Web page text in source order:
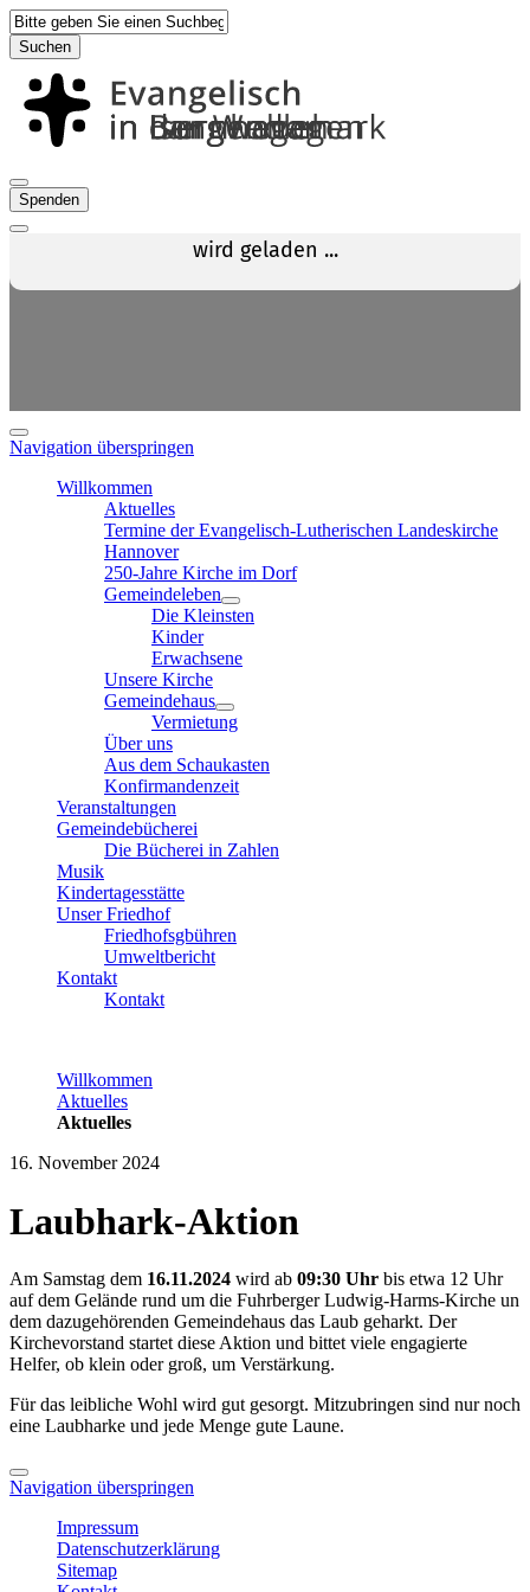
Suchen
Spenden
Navigation überspringen
Willkommen
Aktuelles
Termine der Evangelisch-Lutherischen Landeskirche
Hannover
250-Jahre Kirche im Dorf
Gemeindeleben
Die Kleinsten
Kinder
Erwachsene
Unsere Kirche
Gemeindehaus
Vermietung
Über uns
Aus dem Schaukasten
Konfirmandenzeit
Veranstaltungen
Gemeindebücherei
Die Bücherei in Zahlen
Musik
Kindertagesstätte
Unser Friedhof
Friedhofsgbühren
Umweltbericht
Kontakt
Kontakt
Willkommen
Aktuelles
Aktuelles
16. November 2024
Laubhark-Aktion
Am Samstag dem 16.11.2024 wird ab 09:30 Uhr bis etwa 12 Uhr
auf dem Gelände rund um die Fuhrberger Ludwig-Harms-Kirche un
dem dazugehörenden Gemeindehaus das Laub geharkt. Der
Kirchevorstand startet diese Aktion und bittet viele engagierte
Helfer, ob klein oder groß, um Verstärkung.
Für das leibliche Wohl wird gut gesorgt. Mitzubringen sind nur noch
eine Laubharke und jede Menge gute Laune.
Navigation überspringen
Impressum
Datenschutzerklärung
Sitemap